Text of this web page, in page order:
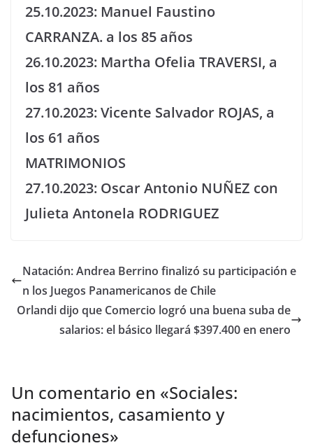
25.10.2023: Manuel Faustino
CARRANZA. a los 85 años
26.10.2023: Martha Ofelia TRAVERSI, a
los 81 años
27.10.2023: Vicente Salvador ROJAS, a
los 61 años
MATRIMONIOS
27.10.2023: Oscar Antonio NUÑEZ con
Julieta Antonela RODRIGUEZ
Natación: Andrea Berrino finalizó su participación e
n los Juegos Panamericanos de Chile
Orlandi dijo que Comercio logró una buena suba de
salarios: el básico llegará $397.400 en enero
Un comentario en «Sociales:
nacimientos, casamiento y
defunciones»